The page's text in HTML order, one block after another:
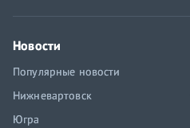
Новости
Популярные новости
Нижневартовск
Югра